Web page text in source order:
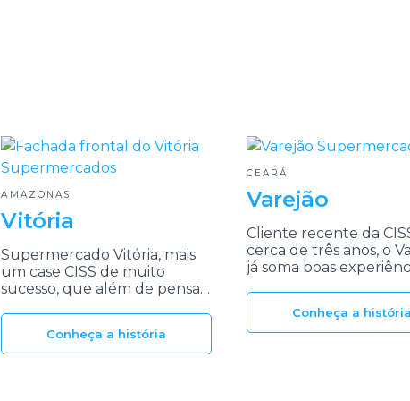
AMAZONAS
Vitória
Supermercado Vitória, mais
um case CISS de muito
sucesso, que além de pensar
clientes.Conheça a história
CEARÁ
Varejão
Cliente recente da
cerca de três anos, o
já soma boas
setores e processos das
Conheça a história